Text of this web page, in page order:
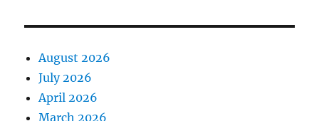
August 2026
July 2026
April 2026
March 2026